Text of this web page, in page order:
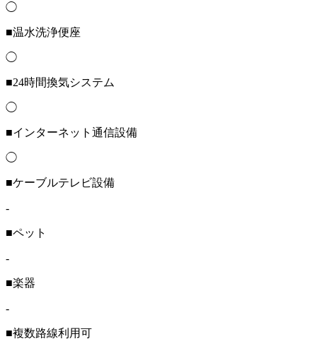
◯
■温水洗浄便座
◯
■24時間換気システム
◯
■インターネット通信設備
◯
■ケーブルテレビ設備
-
■ペット
-
■楽器
-
■複数路線利用可